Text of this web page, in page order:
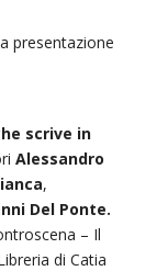
presentazione
scrive in
Alessandro
,
Del Ponte.
– Il
di Catia